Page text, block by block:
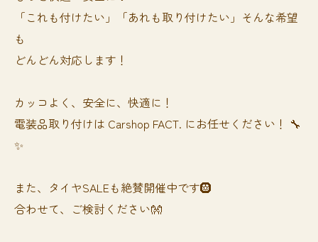
「これも付けたい」「あれも取り付けたい」そんな希望
も
どんどん対応します！
カッコよく、安全に、快適に！
電装品取り付けは Carshop FACT. にお任せください！ 🔧
✨
また、タイヤSALEも絶賛開催中です🛞
合わせて、ご検討ください👐